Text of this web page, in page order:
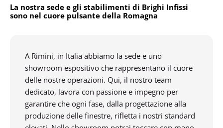
La nostra sede e gli stabilimenti di Brighi Infissi
sono nel cuore pulsante della Romagna
A Rimini, in Italia abbiamo la sede e uno
showroom espositivo che rappresentano il cuore
delle nostre operazioni. Qui, il nostro team
dedicato, lavora con passione e impegno per
garantire che ogni fase, dalla progettazione alla
produzione delle finestre, rifletta i nostri standard